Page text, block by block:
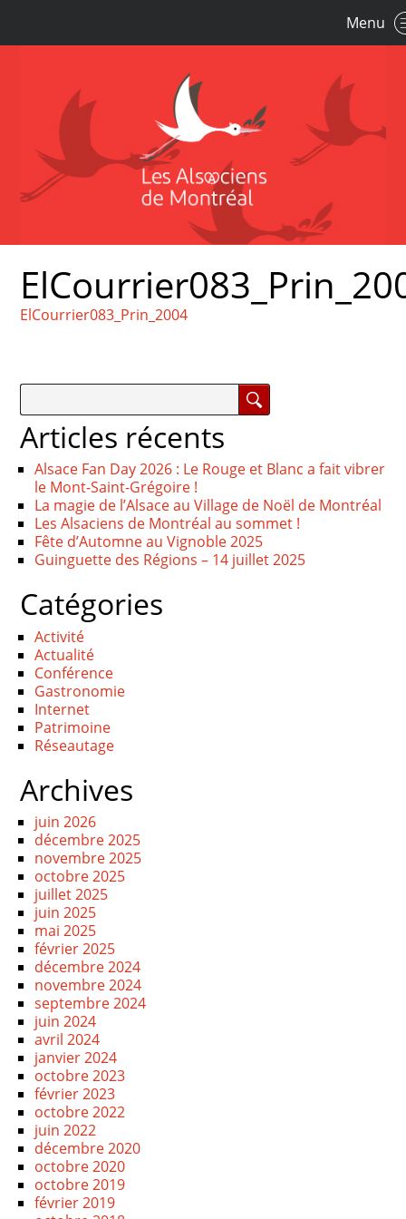
Menu
ElCourrier083_Prin_2004
Articles récents
Alsace Fan Day 2026 : Le Rouge et Blanc a fait vibrer
le Mont-Saint-Grégoire !
La magie de l’Alsace au Village de Noël de Montréal
Les Alsaciens de Montréal au sommet !
Fête d’Automne au Vignoble 2025
Guinguette des Régions – 14 juillet 2025
Catégories
Activité
Actualité
Conférence
Gastronomie
Internet
Patrimoine
Réseautage
Archives
juin 2026
décembre 2025
novembre 2025
octobre 2025
juillet 2025
juin 2025
mai 2025
février 2025
décembre 2024
novembre 2024
septembre 2024
juin 2024
avril 2024
janvier 2024
octobre 2023
février 2023
octobre 2022
juin 2022
décembre 2020
octobre 2020
octobre 2019
février 2019